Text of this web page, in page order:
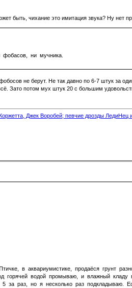
быть, чихание это имитация звука? Ну
фобасов, ни мучника.
не берут. Не так давно по 6-7 штук за
Зато потом мух штук 20 с большим
Джек Воробей; певчие дрозды
в аквариумистике, продаёся грунт
горячей водой промываю, и влажный
за раз, но я несколько раз подкладываю.